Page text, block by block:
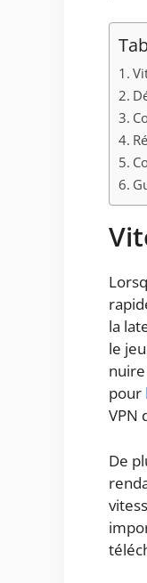
la
le
pour
VPN
De